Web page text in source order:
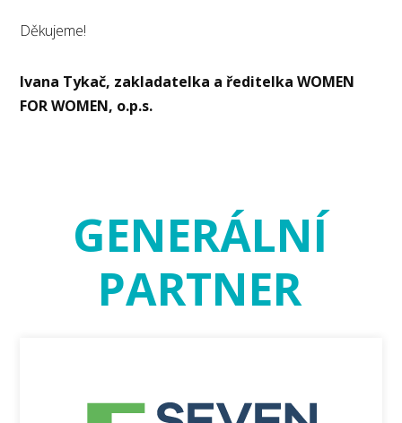
Děkujeme!
Ivana Tykač, zakladatelka a ředitelka WOMEN
FOR WOMEN, o.p.s.
GENERÁLNÍ
PARTNER